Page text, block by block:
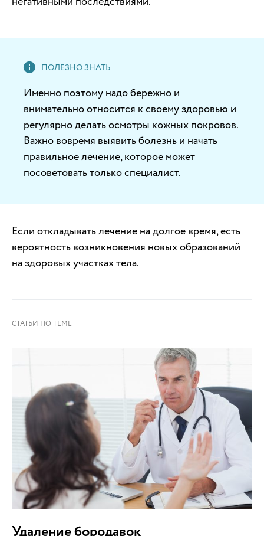
Именно поэтому надо бережно и
внимательно относится к своему здоровью и
регулярно делать осмотры кожных покровов.
Важно вовремя выявить болезнь и начать
правильное лечение, которое может
посоветовать только специалист.
Если откладывать лечение на долгое время, есть
вероятность возникновения новых образований
на здоровых участках тела.
Удаление бородавок